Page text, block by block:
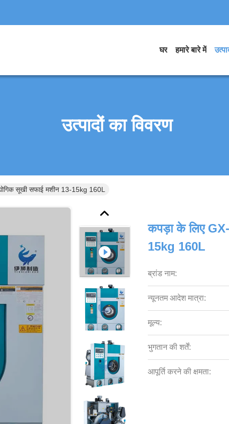
घर हमारे बारे में
उत्पादों का विवरण
सूखी सफाई मशीन 13-15kg 160L
कपड़ा के लिए
15kg 160L
ब्रांड नाम:
न्यूनतम आदेश मात्रा:
मूल्य:
भुगतान की शर्तें:
आपूर्ति करने की क्षमता: